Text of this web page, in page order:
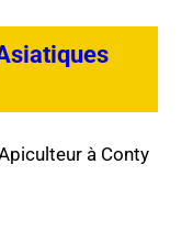
à Conty